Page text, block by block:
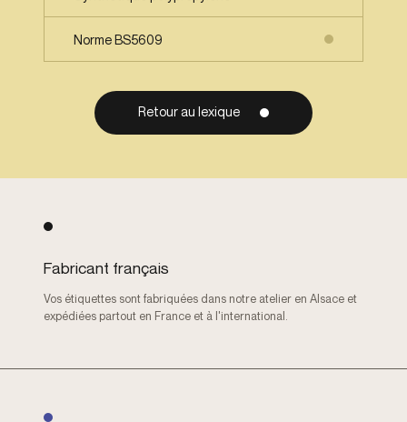
Norme BS5609
Retour au lexique
Fabricant français
Vos étiquettes sont fabriquées dans notre atelier en Alsace et
expédiées partout en France et à l'international.